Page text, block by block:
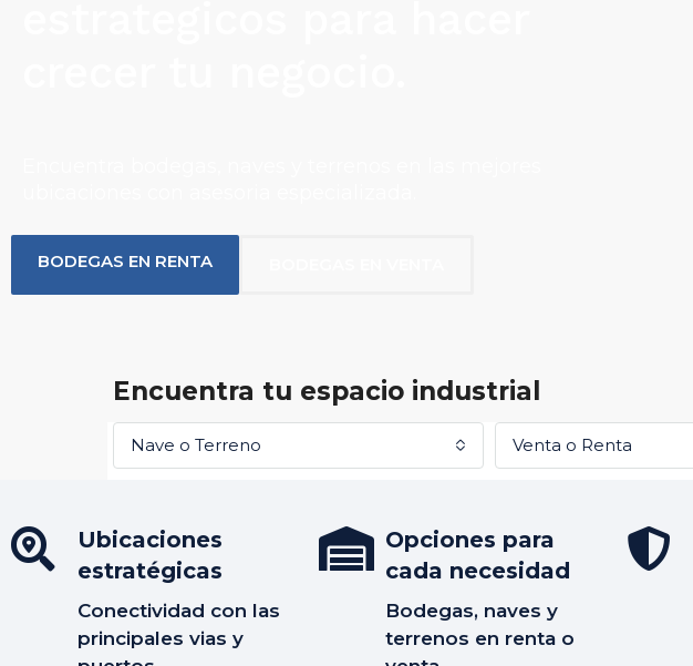
BODEGAS EN RENTA
Encuentra tu espacio industrial
Nave o Terreno Venta o Renta
Ubicaciones
estratégicas
Conectividad con las
principales vias y
Opciones para
cada necesidad
Bodegas, naves y
terrenos en renta o